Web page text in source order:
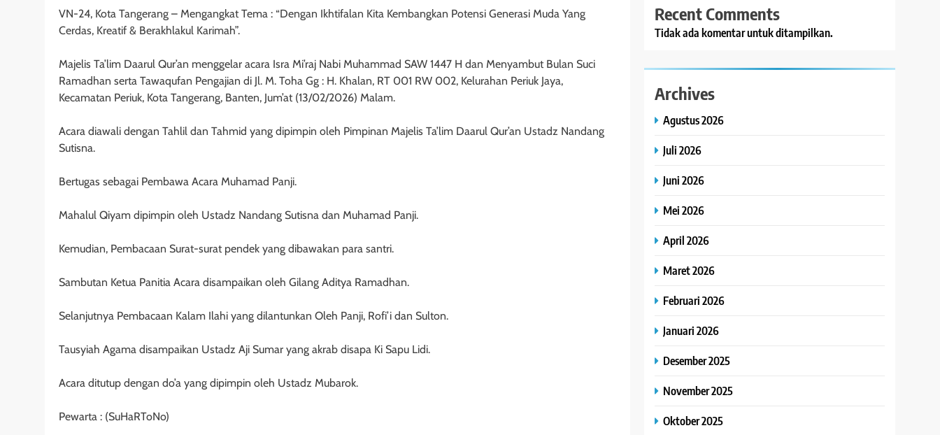
VN-24, Kota Tangerang – Mengangkat Tema : “Dengan Ikhtifalan Kita Kembangkan Potensi Generasi Muda Yang
Cerdas, Kreatif & Berakhlakul Karimah”.
Majelis Ta’lim Daarul Qur’an menggelar acara Isra Mi’raj Nabi Muhammad SAW 1447 H dan Menyambut Bulan Suci
Ramadhan serta Tawaqufan Pengajian di Jl. M. Toha Gg : H. Khalan, RT 001 RW 002, Kelurahan Periuk Jaya,
Kecamatan Periuk, Kota Tangerang, Banten, Jum’at (13/02/2026) Malam.
Acara diawali dengan Tahlil dan Tahmid yang dipimpin oleh Pimpinan Majelis Ta’lim Daarul Qur’an Ustadz Nandang
Sutisna.
Bertugas sebagai Pembawa Acara Muhamad Panji.
Mahalul Qiyam dipimpin oleh Ustadz Nandang Sutisna dan Muhamad Panji.
Kemudian, Pembacaan Surat-surat pendek yang dibawakan para santri.
Sambutan Ketua Panitia Acara disampaikan oleh Gilang Aditya Ramadhan.
Selanjutnya Pembacaan Kalam Ilahi yang dilantunkan Oleh Panji, Rofi’i dan Sulton.
Tausyiah Agama disampaikan Ustadz Aji Sumar yang akrab disapa Ki Sapu Lidi.
Acara ditutup dengan do’a yang dipimpin oleh Ustadz Mubarok.
Pewarta : (SuHaRToNo)
Recent Comments
Tidak ada komentar untuk ditampilkan.
Archives
Agustus 2026
Juli 2026
Juni 2026
Mei 2026
April 2026
Maret 2026
Februari 2026
Januari 2026
Desember 2025
November 2025
Oktober 2025